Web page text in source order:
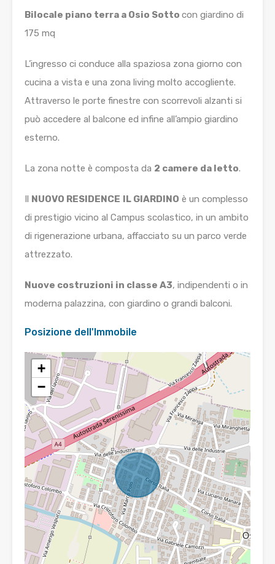
Bilocale piano terra a Osio Sotto con giardino di
175 mq
L’ingresso ci conduce alla spaziosa zona giorno con
cucina a vista e una zona living molto accogliente.
Attraverso le porte finestre con scorrevoli alzanti si
può accedere al balcone ed infine all’ampio giardino
esterno.
La zona notte è composta da 2 camere da letto.
Il NUOVO RESIDENCE IL GIARDINO è un complesso
di prestigio vicino al Campus scolastico, in un ambito
di rigenerazione urbana, affacciato su un parco verde
attrezzato.
Nuove costruzioni in classe A3, indipendenti o in
moderna palazzina, con giardino o grandi balconi.
Posizione dell'Immobile
+
−